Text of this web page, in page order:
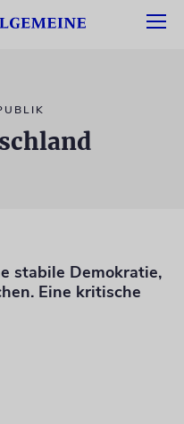
stabile Demokratie,
Eine kritische